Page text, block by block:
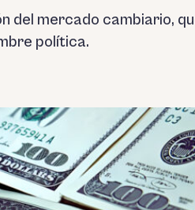
del mercado cambiario,
política.